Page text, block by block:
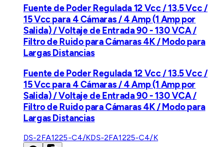
Fuente de Poder Regulada 12 Vcc / 13.5 Vcc /
15 Vcc para 4 Cámaras / 4 Amp (1 Amp por
Salida) / Voltaje de Entrada 90 - 130 VCA /
Filtro de Ruido para Cámaras 4K / Modo para
Largas Distancias
Fuente de Poder Regulada 12 Vcc / 13.5 Vcc /
15 Vcc para 4 Cámaras / 4 Amp (1 Amp por
Salida) / Voltaje de Entrada 90 - 130 VCA /
Filtro de Ruido para Cámaras 4K / Modo para
Largas Distancias
DS-2FA1225-C4/KDS-2FA1225-C4/K